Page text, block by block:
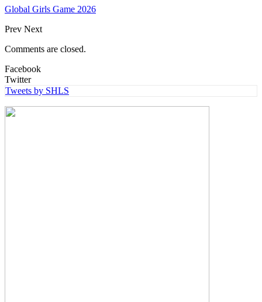
Global Girls Game 2026
Prev Next
Comments are closed.
Facebook
Twitter
Tweets by SHLS